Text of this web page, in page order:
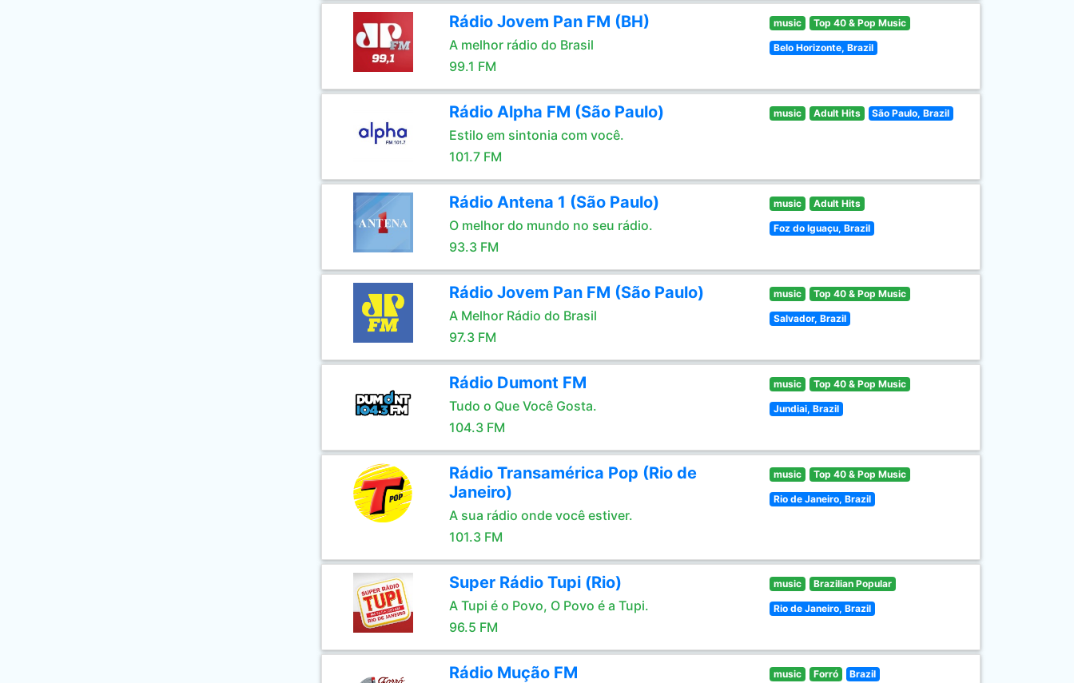
Rádio Jovem Pan FM (BH)
A melhor rádio do Brasil
99.1 FM
music Top 40 & Pop Music
Belo Horizonte, Brazil
Rádio Alpha FM (São Paulo)
Estilo em sintonia com você.
101.7 FM
music Adult Hits São Paulo, Brazil
Rádio Antena 1 (São Paulo)
O melhor do mundo no seu rádio.
93.3 FM
music Adult Hits
Foz do Iguaçu, Brazil
Rádio Jovem Pan FM (São Paulo)
A Melhor Rádio do Brasil
97.3 FM
music Top 40 & Pop Music
Salvador, Brazil
Rádio Dumont FM
Tudo o Que Você Gosta.
104.3 FM
music Top 40 & Pop Music
Jundiai, Brazil
Rádio Transamérica Pop (Rio de
Janeiro)
A sua rádio onde você estiver.
101.3 FM
music Top 40 & Pop Music
Rio de Janeiro, Brazil
Super Rádio Tupi (Rio)
A Tupi é o Povo, O Povo é a Tupi.
96.5 FM
music Brazilian Popular
Rio de Janeiro, Brazil
Rádio Mução FM music Forró Brazil